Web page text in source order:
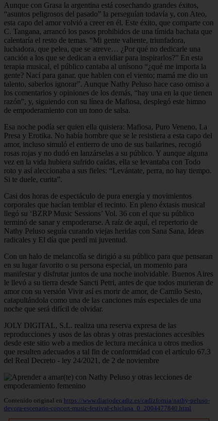
Aunque con Grasa la argentina está cosechando grandes éxitos,
“asuntos peligrosos del pasado” la perseguían todavía y, con Ateo,
esta capo del amor volvió a creer en él. Este éxito, que comparte con
C. Tangana, arrancó los pasos prohibidos de una tímida bachata que
calentaría el resto de temas. “Mi gente valiente, triunfadora,
luchadora, que pelea, que se atreve… ¿Por qué no dedicarle una
canción a los que se dedican a envidiar para inspirarlos?” En esta
terapia musical, el público cantaba al unísono “¿qué me importa la
gente? Nací para ganar, que hablen con el viento; mamá me dio un
talento, saberlos ignorar”. Aunque Nathy Peluso hace caso omiso a
los comentarios y opiniones de los demás, “hay una en la que tienen
razón”, y, siguiendo con su línea de Mafiosa, desplegó este himno
de empoderamiento con un tono de salsa.
Esa noche podía ser quien ella quisiera: Mafiosa, Puro Veneno, La
Presa y Erotika. No había hombre que se le resistiera a esta capo del
amor, incluso simuló el entierro de uno de sus bailarines, recogió
rosas rojas y no dudó en lanzárselas a su público. Y aunque alguna
vez en la vida hubiera sufrido caídas, ella se levantaba con Todo
roto y así aleccionaba a sus fieles: “Levántate, perra, no hay tiempo.
Si te duele, curita”.
Casi dos horas de espectáculo de pura energía y movimientos
corporales que hacían temblar el recinto. En pleno éxtasis musical
llegó su ‘BZRP Music Sessions’ Vol. 36 con el que su público
terminó de sanar y empoderarse. A raíz de aquí, el repertorio de
Nathy Peluso seguía curando viejas heridas con Sana Sana, Ideas
radicales y El día que perdí mi juventud.
Con un halo de melancolía se dirigió a su público para que pensaran
en su lugar favorito o su persona especial, un momento para
manifestar y disfrutar juntos de una noche inolvidable. Buenos Aires
le llevó a su tierra desde Sancti Petri, antes de que todos murieran de
amor con su versión Vivir así es morir de amor, de Camilo Sesto,
catapultándola como una de las canciones más especiales de una
noche que será difícil de olvidar.
JOLY DIGITAL, S.L. realiza una reserva expresa de las
reproducciones y usos de las obras y otras prestaciones accesibles
desde este sitio web a medios de lectura mecánica u otros medios
que resulten adecuados a tal fin de conformidad con el artículo 67.3
del Real Decreto - ley 24/2021, de 2 de noviembre
Contenido original en https://www.diariodecadiz.es/cadizfornia/nathy-peluso-
devora-escenario-concert-music-festival-chiclana_0_2004477840.html